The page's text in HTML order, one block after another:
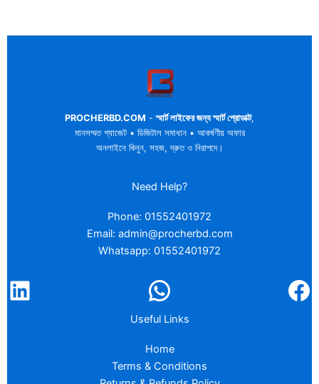
PROCHERBD.COM -স্মার্ট লাইফের জন্য স্মার্ট প্রোডাক্ট,
মানসম্মত গ্যাজেট • ডিজিটাল সমাধান • আকর্ষণীয় অফার
অনলাইনে কিনুন, সহজ, দ্রুত ও নিরাপদে।
Need Help?
Phone: 01552401972
Email: admin@procherbd.com
Whatsapp: 01552401972
Useful Links
Home
Terms & Conditions